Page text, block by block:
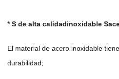
* S de alta calidadinoxidable S
El material de acero inoxidable
durabilidad;